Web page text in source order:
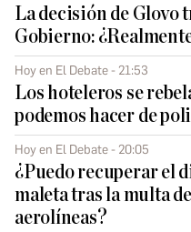
La decisión de Glovo
Gobierno:
Hoy en El Debate - 21:53
Los hoteleros se
podemos hacer de
Hoy en El Debate - 20:05
¿Puedo recuperar el
maleta tras la multa
aerolíneas?